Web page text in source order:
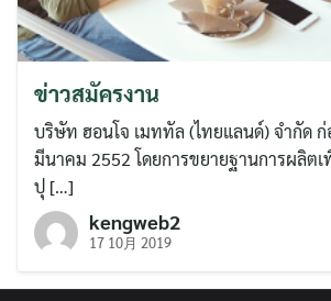
ข่าวสมัครงาน
บริษัท ฮอนโจ เมททัล (ไทยแลนด์) จำกัด
มีนาคม 2552 โดยการขยายฐานการผลิต
ปุ […]
kengweb2
17 10月 2019